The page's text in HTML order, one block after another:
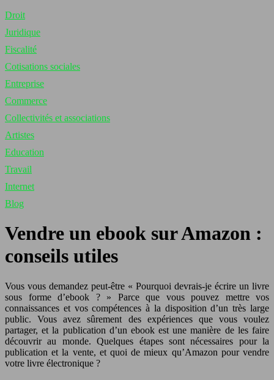
Droit
Juridique
Fiscalité
Cotisations sociales
Entreprise
Commerce
Collectivités et associations
Artistes
Education
Travail
Internet
Blog
Vendre un ebook sur Amazon :
conseils utiles
Vous vous demandez peut-être « Pourquoi devrais-je écrire un livre
sous forme d’ebook ? » Parce que vous pouvez mettre vos
connaissances et vos compétences à la disposition d’un très large
public. Vous avez sûrement des expériences que vous voulez
partager, et la publication d’un ebook est une manière de les faire
découvrir au monde. Quelques étapes sont nécessaires pour la
publication et la vente, et quoi de mieux qu’Amazon pour vendre
votre livre électronique ?